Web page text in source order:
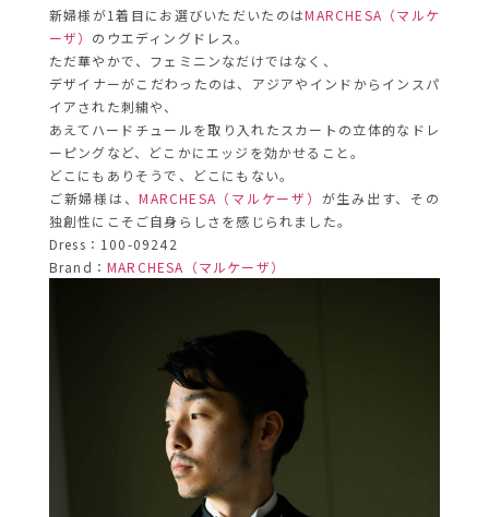
新婦様が1着目にお選びいただいたのはMARCHESA（マルケ
ーザ） のウエディングドレス。
ただ華やかで、フェミニンなだけではなく、
デザイナーがこだわったのは、アジアやインドからインスパ
イアされた刺繍や、
あえてハードチュールを取り入れたスカートの立体的なドレ
ーピングなど、どこかにエッジを効かせること。
どこにもありそうで、どこにもない。
ご新婦様は、MARCHESA（マルケーザ） が生み出す、その
独創性にこそご自身らしさを感じられました。
Dress：100-09242
Brand： MARCHESA（マルケーザ）